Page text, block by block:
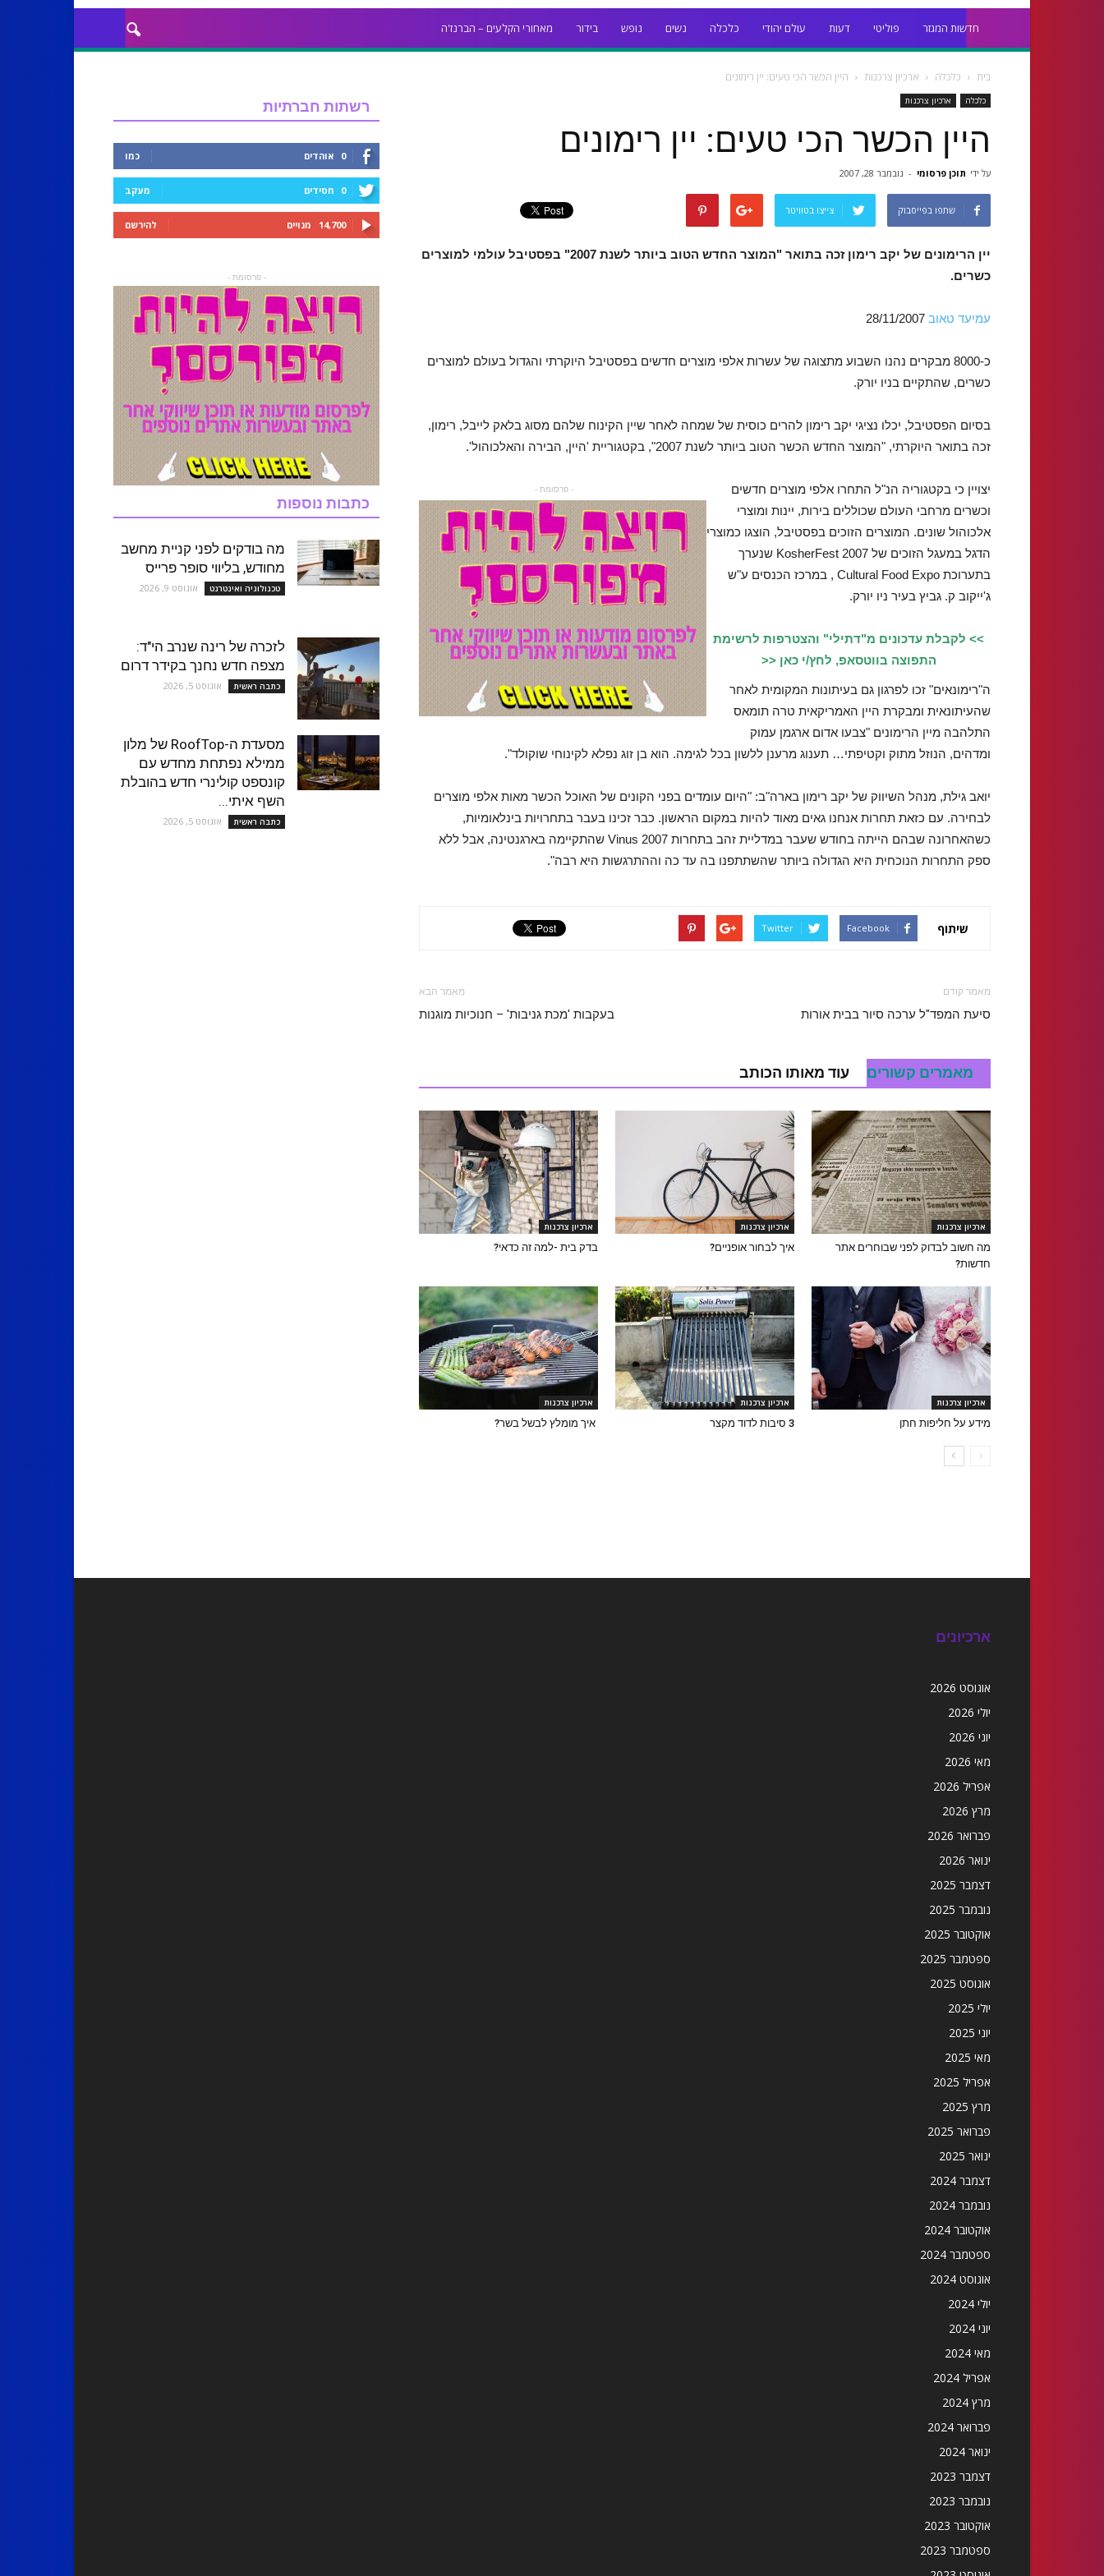
חדשות המגזר פוליטי דעות עולם יהודי כלכלה נשים נופש בידור מאחורי הקלעים – הברנז'ה
בית כלכלה ארכיון צרכנות היין הכשר הכי טעים: יין רימונים
כלכלה ארכיון צרכנות
היין הכשר הכי טעים: יין רימונים
על ידי תוכן פרסומי - נובמבר 28, 2007
שתפו בפייסבוק צייצו בטוויטר
יין הרימונים של יקב רימון זכה בתואר "המוצר החדש הטוב ביותר לשנת 2007" בפסטיבל עולמי למוצרים
כשרים.
עמיעד טאוב
כ-8000 מבקרים נהנו השבוע מתצוגה של עשרות אלפי מוצרים חדשים בפסטיבל היוקרתי והגדול בעולם למוצרים
כשרים, שהתקיים בניו יורק.
בסיום הפסטיבל, יכלו נציגי יקב רימון להרים כוסית של שמחה לאחר שיין הקינוח שלהם מסוג בלאק לייבל, רימון,
זכה בתואר היוקרתי, "המוצר החדש הכשר הטוב ביותר לשנת 2007", בקטגוריית 'היין, הבירה והאלכוהול'.
- פרסומת -
יצויין כי בקטגוריה הנ"ל התחרו אלפי מוצרים חדשים
וכשרים מרחבי העולם שכוללים בירות, יינות ומוצרי
אלכוהול שונים. המוצרים הזוכים בפסטיבל, הוצגו כמוצרי
הדגל במעגל הזוכים של KosherFest 2007 שנערך
בתערוכת Cultural Food Expo , במרכז הכנסים ע"ש
ג'ייקוב ק. גביץ בעיר ניו יורק.
>> לקבלת עדכונים מ"דתילי" והצטרפות לרשימת
התפוצה בווטסאפ, לחץ/י כאן <<
ה"רימונאים" זכו לפרגון גם בעיתונות המקומית לאחר
שהעיתונאית ומבקרת היין האמריקאית טרה תומאס
התלהבה מיין הרימונים "צבעו אדום ארגמן עמוק
ומדהים, הנוזל מתוק וקטיפתי… תענוג מרענן ללשון בכל לגימה. הוא בן זוג נפלא לקינוחי שוקולד".
יואב גילת, מנהל השיווק של יקב רימון בארה"ב: "היום עומדים בפני הקונים של האוכל הכשר מאות אלפי מוצרים
לבחירה. עם כזאת תחרות אנחנו גאים מאוד להיות במקום הראשון. כבר זכינו בעבר בתחרויות בינלאומיות,
כשהאחרונה שבהם הייתה בחודש שעבר במדליית זהב בתחרות 2007 Vinus שהתקיימה בארגנטינה, אבל ללא
ספק התחרות הנוכחית היא הגדולה ביותר שהשתתפנו בה עד כה וההתרגשות היא רבה".
שיתוף Facebook
Twitter
מאמר קודם
סיעת המפד"ל ערכה סיור בבית אורות
מאמר הבא
בעקבות 'מכת גניבות' – חנוכיות מוגנות
מאמרים קשורים עוד מאותו הכותב
ארכיון צרכנות
מה חשוב לבדוק לפני שבוחרים אתר
חדשות?
ארכיון צרכנות
איך לבחור אופניים?
ארכיון צרכנות
בדק בית -למה זה כדאי?
ארכיון צרכנות
מידע על חליפות חתן
ארכיון צרכנות
3 סיבות לדוד מקצר
ארכיון צרכנות
איך מומלץ לבשל בשר?
רשתות חברתיות
0 אוהדים כמו
0 חסידים מעקב
14,700 מנויים להירשם
- פרסומת -
כתבות נוספות
מה בודקים לפני קניית מחשב
מחודש, בליווי סופר פרייס
טכנולוגיה ואינטרנט אוגוסט 9, 2026
לזכרה של רינה שנרב הי"ד:
מצפה חדש נחנך בקידר דרום
כתבה ראשית אוגוסט 5, 2026
מסעדת ה-RoofTop של מלון
ממילא נפתחת מחדש עם
קונספט קולינרי חדש בהובלת
השף איתי...
כתבה ראשית אוגוסט 5, 2026
ארכיונים
אוגוסט 2026
יולי 2026
יוני 2026
מאי 2026
אפריל 2026
מרץ 2026
פברואר 2026
ינואר 2026
דצמבר 2025
נובמבר 2025
אוקטובר 2025
ספטמבר 2025
אוגוסט 2025
יולי 2025
יוני 2025
מאי 2025
אפריל 2025
מרץ 2025
פברואר 2025
ינואר 2025
דצמבר 2024
נובמבר 2024
אוקטובר 2024
ספטמבר 2024
אוגוסט 2024
יולי 2024
יוני 2024
מאי 2024
אפריל 2024
מרץ 2024
פברואר 2024
ינואר 2024
דצמבר 2023
נובמבר 2023
אוקטובר 2023
ספטמבר 2023